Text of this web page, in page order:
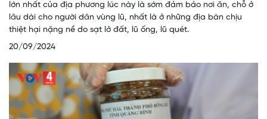
lớn nhất của địa phương lúc này là sớm đảm bảo nơi ăn, chỗ ở
lâu dài cho người dân vùng lũ, nhất là ở những địa bàn chịu
thiệt hại nặng nề do sạt lở đất, lũ ống, lũ quét.
20/09/2024